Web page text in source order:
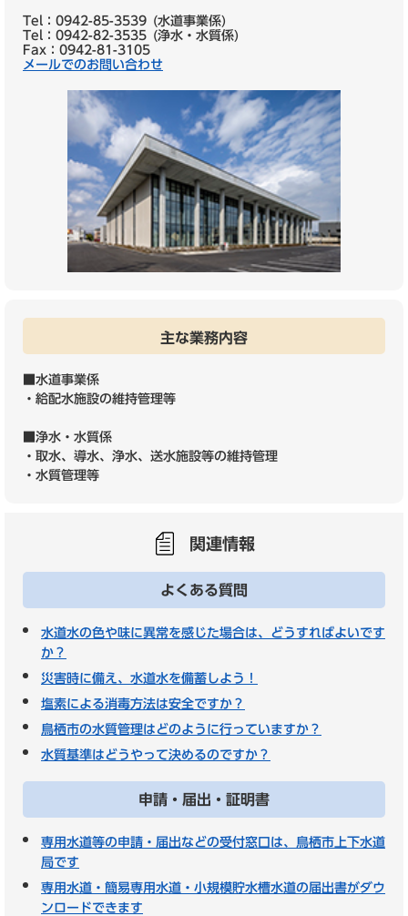
Tel：0942-85-3539
水道事業係
Tel：0942-82-3535
浄水・水質係
Fax：0942-81-3105
メールでのお問い合わせ
主な業務内容
■水道事業係
・給配水施設の維持管理等
■浄水・水質係
・取水、導水、浄水、送水施設等の維持管理
・水質管理等
関連情報
よくある質問
水道水の色や味に異常を感じた場合は、どうすればよいです
か？
災害時に備え、水道水を備蓄しよう！
塩素による消毒方法は安全ですか？
鳥栖市の水質管理はどのように行っていますか？
水質基準はどうやって決めるのですか？
申請・届出・証明書
専用水道等の申請・届出などの受付窓口は、鳥栖市上下水道
局です
専用水道・簡易専用水道・小規模貯水槽水道の届出書がダウ
ンロードできます